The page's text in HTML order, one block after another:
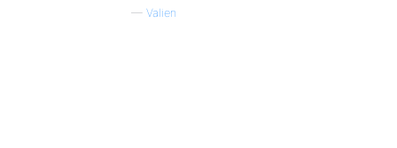
— Valien